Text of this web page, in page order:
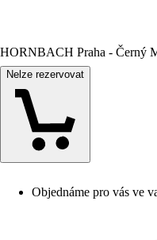
HORNBACH Praha - Černý
Nelze rezervovat
Objednáme pro vás ve